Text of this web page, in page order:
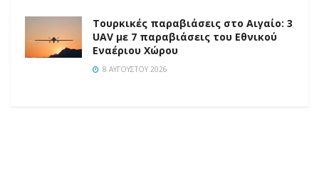
Τουρκικές παραβιάσεις στο Αιγαίο: 3
UAV με 7 παραβιάσεις του Εθνικού
Εναέριου Χώρου
8 ΑΥΓΟΎΣΤΟΥ 2026